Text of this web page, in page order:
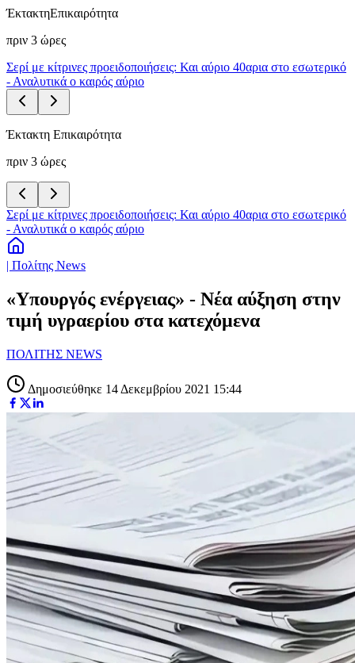
ΈκτακτηΕπικαιρότητα
πριν 3 ώρες
Σερί με κίτρινες προειδοποιήσεις: Και αύριο 40αρια στο εσωτερικό
- Αναλυτικά ο καιρός αύριο
Έκτακτη Επικαιρότητα
πριν 3 ώρες
Σερί με κίτρινες προειδοποιήσεις: Και αύριο 40αρια στο εσωτερικό
- Αναλυτικά ο καιρός αύριο
| Πολίτης News
«Yπουργός ενέργειας» - Νέα αύξηση στην
τιμή υγραερίου στα κατεχόμενα
ΠΟΛΙΤΗΣ NEWS
Δημοσιεύθηκε 14 Δεκεμβρίου 2021 15:44